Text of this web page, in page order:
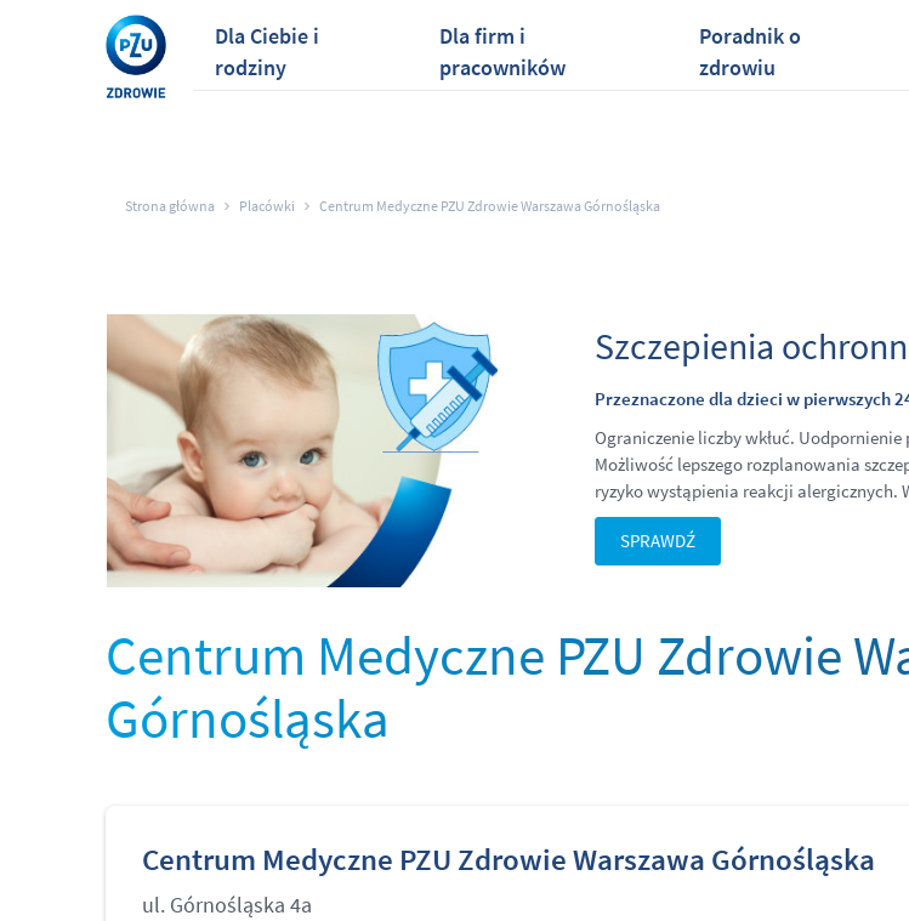
Dla Ciebie i
rodziny
Dla firm i
pracowników
Poradnik o
zdrowiu
Strona główna Placówki Centrum Medyczne PZU Zdrowie Warszawa Górnośląska
Szczepienia
Przeznaczone dla dzieci w pierwszych
Ograniczenie liczby wkłuć.
Możliwość lepszego rozplanowania
ryzyko wystąpienia reakcji alergicznych.
SPRAWDŹ
Centrum Medyczne PZU Zdrowie
Górnośląska
Centrum Medyczne PZU Zdrowie Warszawa Górnośląska
ul. Górnośląska 4a